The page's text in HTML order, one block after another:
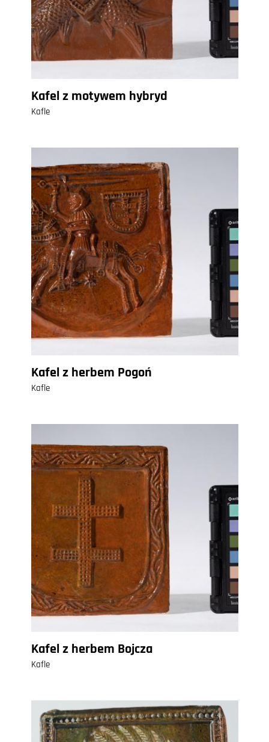
Kafel z motywem hybryd
Kafle
Kafel z herbem Pogoń
Kafle
Kafel z herbem Bojcza
Kafle